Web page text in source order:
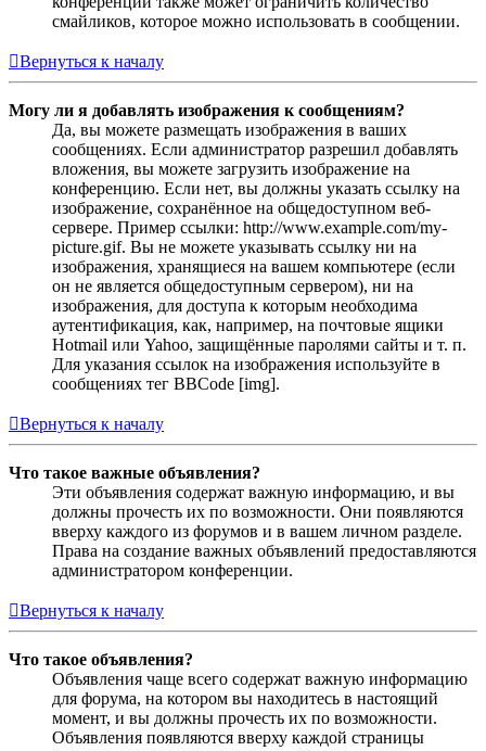
смайликов, которое можно использовать в сообщении.
Вернуться к началу
Могу ли я добавлять изображения к сообщениям?
Да, вы можете размещать изображения в ваших
сообщениях. Если администратор разрешил добавлять
вложения, вы можете загрузить изображение на
конференцию. Если нет, вы должны указать ссылку на
изображение, сохранённое на общедоступном веб-
сервере. Пример ссылки: http://www.example.com/my-
picture.gif. Вы не можете указывать ссылку ни на
изображения, хранящиеся на вашем компьютере (если
он не является общедоступным сервером), ни на
изображения, для доступа к которым необходима
аутентификация, как, например, на почтовые ящики
Hotmail или Yahoo, защищённые паролями сайты и т. п.
Для указания ссылок на изображения используйте в
сообщениях тег BBCode [img].
Вернуться к началу
Что такое важные объявления?
Эти объявления содержат важную информацию, и вы
должны прочесть их по возможности. Они появляются
вверху каждого из форумов и в вашем личном разделе.
Права на создание важных объявлений предоставляются
администратором конференции.
Вернуться к началу
Что такое объявления?
Объявления чаще всего содержат важную информацию
для форума, на котором вы находитесь в настоящий
момент, и вы должны прочесть их по возможности.
Объявления появляются вверху каждой страницы